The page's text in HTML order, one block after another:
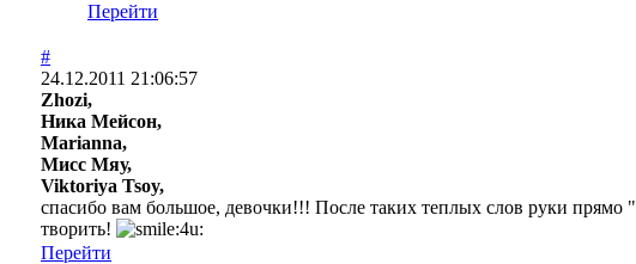
Перейти
#
24.12.2011 21:06:57
Zhozi,
Ника Мейсон,
Marianna,
Мисс Мяу,
Viktoriya Tsoy,
спасибо вам большое, девочки!!! После таких теплых слов руки прямо
творить!
Перейти